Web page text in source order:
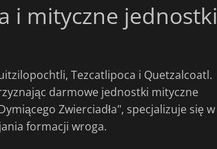
i mityczne jednostki
Tezcatlipoca i Quetzalcoatl.
darmowe jednostki mityczne
Zwierciadła", specjalizuje się w
formacji wroga.